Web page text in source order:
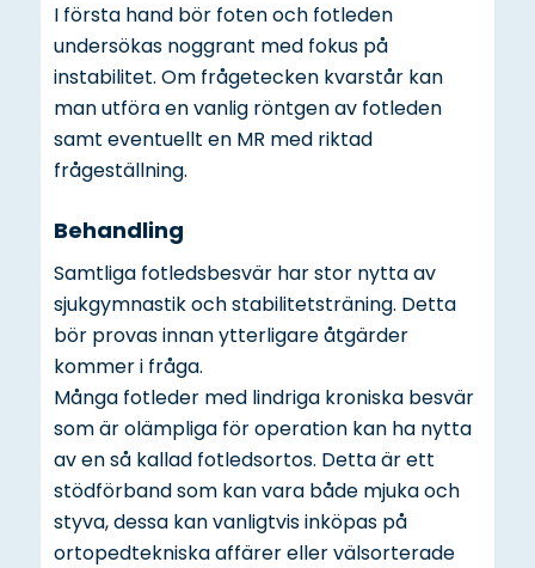
I första hand bör foten och fotleden
undersökas noggrant med fokus på
instabilitet. Om frågetecken kvarstår kan
man utföra en vanlig röntgen av fotleden
samt eventuellt en MR med riktad
frågeställning.
Behandling
Samtliga fotledsbesvär har stor nytta av
sjukgymnastik och stabilitetsträning. Detta
bör provas innan ytterligare åtgärder
kommer i fråga.
Många fotleder med lindriga kroniska besvär
som är olämpliga för operation kan ha nytta
av en så kallad fotledsortos. Detta är ett
stödförband som kan vara både mjuka och
styva, dessa kan vanligtvis inköpas på
ortopedtekniska affärer eller välsorterade